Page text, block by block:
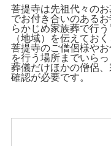
菩提寺は先祖代々の
でお付き合いのある
らかじめ家族葬で行
（地域）を伝えてお
菩提寺のご僧侶様や
を行う場所までいら
葬儀だけほかの僧侶
確認が必要です。